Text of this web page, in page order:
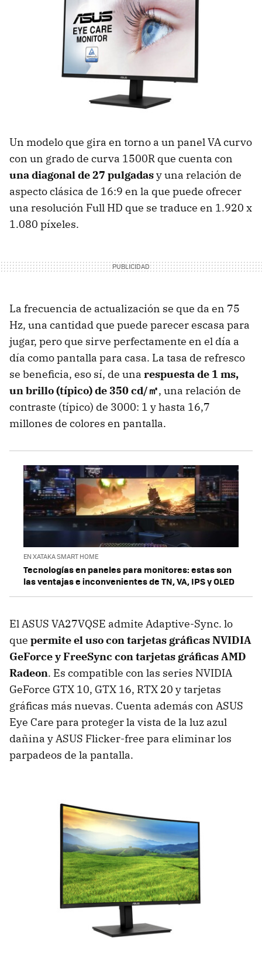
Un modelo que gira en torno a un panel VA curvo
con un grado de curva 1500R que cuenta con
una diagonal de 27 pulgadasy una relación de
aspecto clásica de 16:9 en la que puede ofrecer
una resolución Full HD que se traduce en 1.920 x
1.080 píxeles.
La frecuencia de actualización se que da en 75
Hz, una cantidad que puede parecer escasa para
jugar, pero que sirve perfectamente en el día a
día como pantalla para casa. La tasa de refresco
se beneficia, eso sí, de una respuesta de 1 ms,
un brillo (típico) de 350 cd/㎡, una relación de
contraste (típico) de 3000: 1 y hasta 16,7
millones de colores en pantalla.
EN XATAKA SMART HOME
Tecnologías en paneles para monitores: estas son
las ventajas e inconvenientes de TN, VA, IPS y OLED
El ASUS VA27VQSE admite Adaptive-Sync. lo
que permite el uso con tarjetas gráficas NVIDIA
GeForce y FreeSync con tarjetas gráficas AMD
Radeon. Es compatible con las series NVIDIA
GeForce GTX 10, GTX 16, RTX 20 y tarjetas
gráficas más nuevas. Cuenta además con ASUS
Eye Care para proteger la vista de la luz azul
dañina y ASUS Flicker-free para eliminar los
parpadeos de la pantalla.